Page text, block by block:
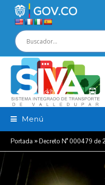
Menú
Portada »Decreto N° 000479 de